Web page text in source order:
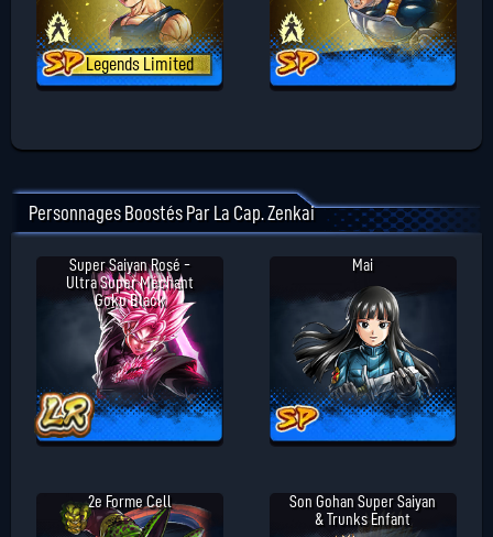
Legends Limited
Personnages Boostés Par La Cap. Zenkai
Super Saiyan Rosé -
Ultra Super Méchant
Goku Black
Mai
2e Forme Cell
Son Gohan Super Saiyan
& Trunks Enfant